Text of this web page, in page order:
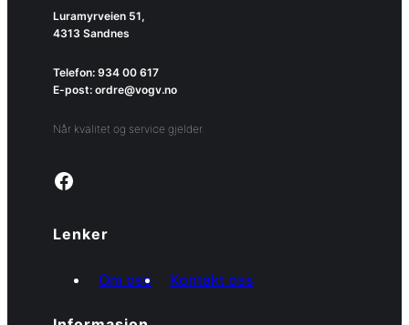
Luramyrveien 51,
4313 Sandnes
Telefon: 934 00 617
E-post: ordre@vogv.no
Når kvalitet og service gjelder.
Link to facebook page
Lenker
Om oss Kontakt oss